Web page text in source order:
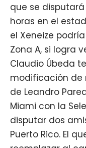
que se
horas en el
el Xeneize
Zona A, si logra
Claudio Úbeda
modificación de
de Leandro
Miami con la
disputar dos
Puerto Rico. El